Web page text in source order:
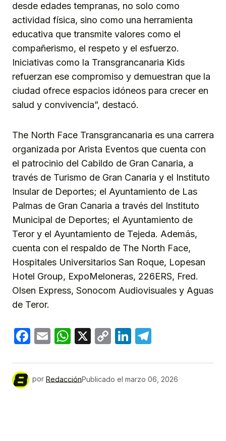
desde edades tempranas, no solo como
actividad física, sino como una herramienta
educativa que transmite valores como el
compañerismo, el respeto y el esfuerzo.
Iniciativas como la Transgrancanaria Kids
refuerzan ese compromiso y demuestran que la
ciudad ofrece espacios idóneos para crecer en
salud y convivencia”, destacó.
The North Face Transgrancanaria es una carrera
organizada por Arista Eventos que cuenta con
el patrocinio del Cabildo de Gran Canaria, a
través de Turismo de Gran Canaria y el Instituto
Insular de Deportes; el Ayuntamiento de Las
Palmas de Gran Canaria a través del Instituto
Municipal de Deportes; el Ayuntamiento de
Teror y el Ayuntamiento de Tejeda. Además,
cuenta con el respaldo de The North Face,
Hospitales Universitarios San Roque, Lopesan
Hotel Group, ExpoMeloneras, 226ERS, Fred.
Olsen Express, Sonocom Audiovisuales y Aguas
de Teror.
Facebook
EmailWhatsApp
X
CopyLinkedIn
por RedacciónPublicado el marzo 06, 2026